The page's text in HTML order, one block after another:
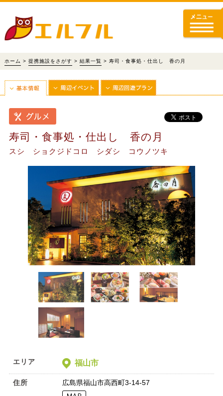
ホーム > 提携施設をさがす > 結果一覧 > 寿司・食事処・仕出し 香の月
寿司・食事処・仕出し 香の月
スシ ショクジドコロ シダシ コウノツキ
エリア 福山市
住所 広島県福山市高西町3-14-57